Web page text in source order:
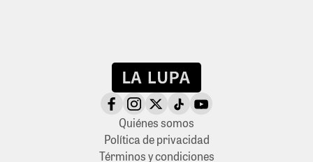
Quiénes somos
Política de privacidad
Términos y condiciones